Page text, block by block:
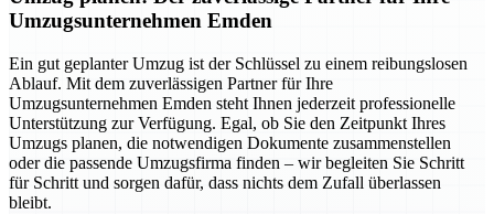
Umzugsunternehmen Emden
Ein gut geplanter Umzug ist der Schlüssel zu einem reibungslosen
Ablauf. Mit dem zuverlässigen Partner für Ihre
Umzugsunternehmen Emden steht Ihnen jederzeit professionelle
Unterstützung zur Verfügung. Egal, ob Sie den Zeitpunkt Ihres
Umzugs planen, die notwendigen Dokumente zusammenstellen
oder die passende Umzugsfirma finden – wir begleiten Sie Schritt
für Schritt und sorgen dafür, dass nichts dem Zufall überlassen
bleibt.